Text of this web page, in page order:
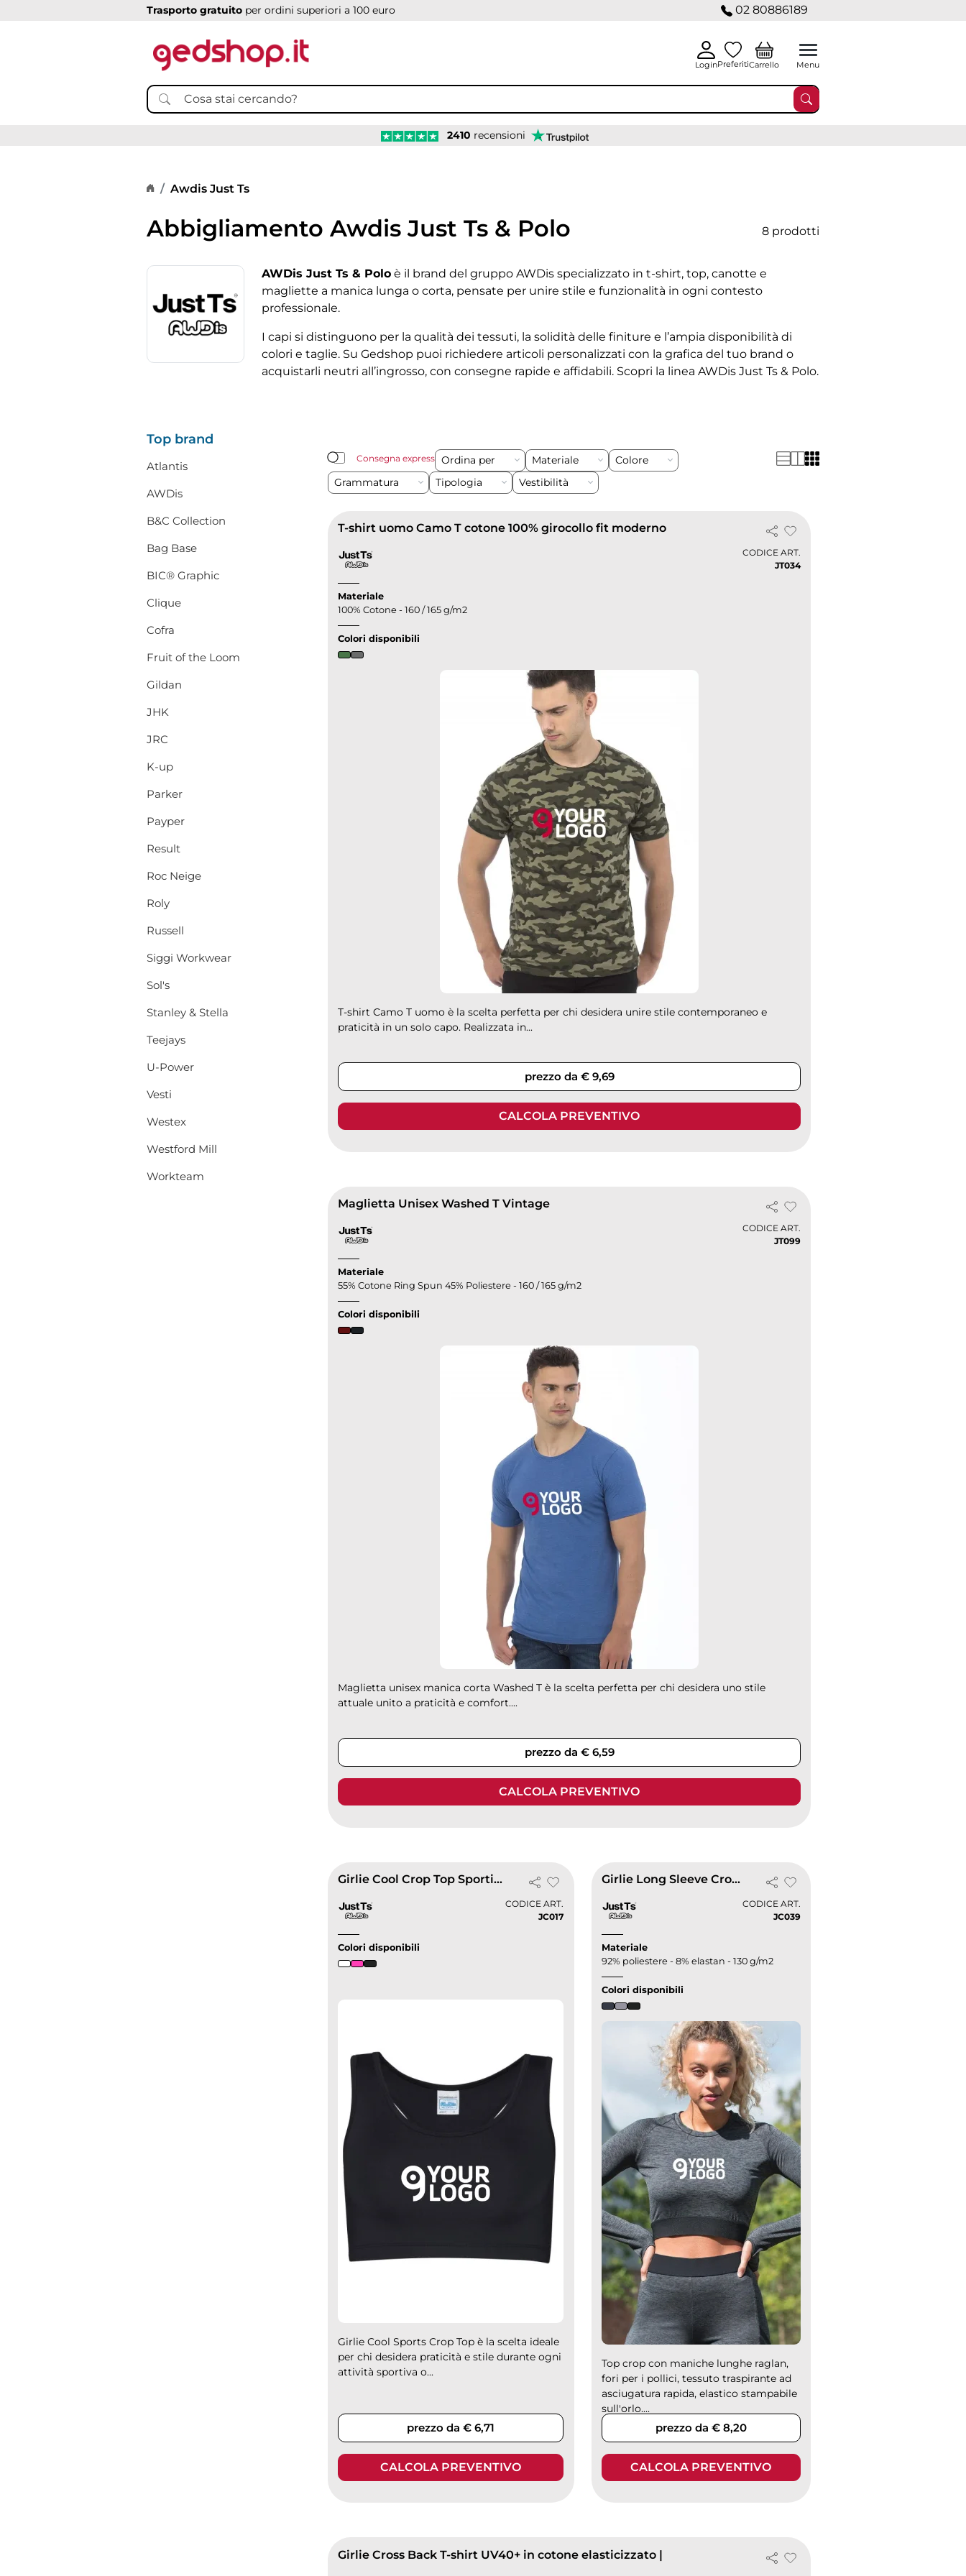
Trasporto gratuito per ordini superiori a 100 euro 02 80886189
LoginPreferitiCarrello Menu
2410 recensioni
Home page
Awdis Just Ts
Abbigliamento Awdis Just Ts & Polo 8 prodotti
AWDis Just Ts & Poloè il brand del gruppo AWDis specializzato in t-shirt, top, canotte e
magliette a manica lunga o corta, pensate per unire stile e funzionalità in ogni contesto
professionale.
I capi si distinguono per la qualità dei tessuti, la solidità delle finiture e l’ampia disponibilità di
colori e taglie. Su Gedshop puoi richiedere articoli personalizzati con la grafica del tuo brand o
acquistarli neutri all’ingrosso, con consegne rapide e affidabili. Scopri la linea AWDis Just Ts & Polo.
Top brand
Atlantis
AWDis
B&C Collection
Bag Base
BIC® Graphic
Clique
Cofra
Fruit of the Loom
Gildan
JHK
JRC
K-up
Parker
Payper
Result
Roc Neige
Roly
Russell
Siggi Workwear
Sol's
Stanley & Stella
Teejays
U-Power
Vesti
Westex
Westford Mill
Workteam
Consegna express Ordina per Materiale
Colore
Grammatura
Tipologia Vestibilità
T-shirt uomo Camo T cotone 100% girocollo fit moderno
CODICE ART.
JT034
Materiale
100% Cotone - 160 / 165 g/m2
Colori disponibili
T-shirt Camo T uomo è la scelta perfetta per chi desidera unire stile contemporaneo e
praticità in un solo capo. Realizzata in...
prezzo da € 9,69
CALCOLA PREVENTIVO
Maglietta Unisex Washed T Vintage
CODICE ART.
JT099
Materiale
55% Cotone Ring Spun 45% Poliestere - 160 / 165 g/m2
Colori disponibili
Maglietta unisex manica corta Washed T è la scelta perfetta per chi desidera uno stile
attuale unito a praticità e comfort....
prezzo da € 6,59
CALCOLA PREVENTIVO
Girlie Cool Crop Top Sportivo Loose Fit
CODICE ART.
JC017
Colori disponibili
Girlie Cool Sports Crop Top è la scelta ideale
per chi desidera praticità e stile durante ogni
attività sportiva o...
prezzo da € 6,71
CALCOLA PREVENTIVO
Girlie Long Sleeve Crop T
CODICE ART.
JC039
Materiale
92% poliestere - 8% elastan - 130 g/m2
Colori disponibili
Top crop con maniche lunghe raglan,
fori per i pollici, tessuto traspirante ad
asciugatura rapida, elastico stampabile
sull'orlo....
prezzo da € 8,20
CALCOLA PREVENTIVO
Girlie Cross Back T-shirt UV40+ in cotone elasticizzato |